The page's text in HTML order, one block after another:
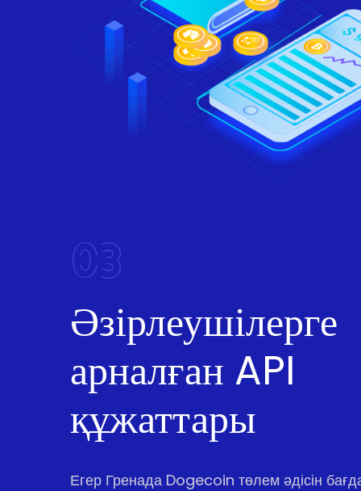
03
Әзірлеушілерге
арналған API
құжаттары
Егер Гренада Dogecoin төлем әдісін